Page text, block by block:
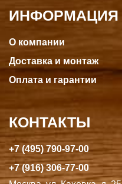
ИНФОРМАЦИЯ
О компании
Доставка и монтаж
Оплата и гарантии
КОНТАКТЫ
+7 (495) 790-97-00
+7 (916) 306-77-00